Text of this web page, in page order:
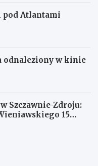
Atlantami
odnaleziony w kinie
Szczawnie-Zdroju:
15